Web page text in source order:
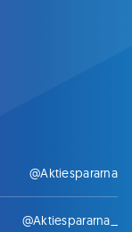
@Aktiespararna
@Aktiespararna_